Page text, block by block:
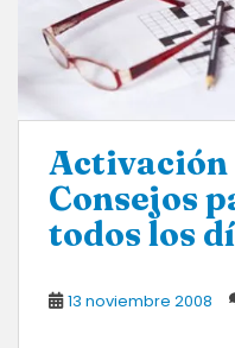
Activación
Consejos
todos los
13 noviembre 2008